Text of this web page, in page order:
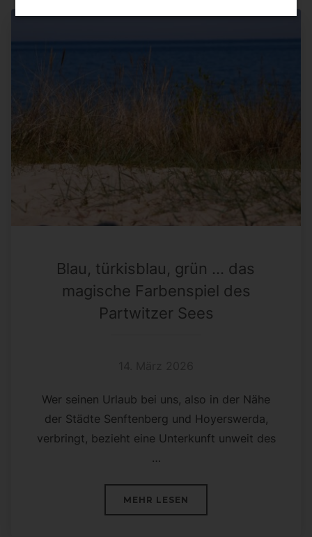
Blau, türkisblau, grün … das
magische Farbenspiel des
Partwitzer Sees
Wer seinen Urlaub bei uns, also in der Nähe
der Städte Senftenberg und Hoyerswerda,
verbringt, bezieht eine Unterkunft unweit des
…
MEHR ÜBER „BLAU, TÜRKISBLAU,
LESEN